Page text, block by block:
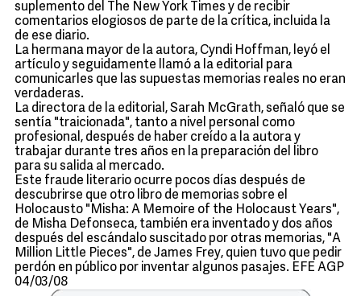
suplemento del The New York Times y de recibir
comentarios elogiosos de parte de la crítica, incluida la
de ese diario.
La hermana mayor de la autora, Cyndi Hoffman, leyó el
artículo y seguidamente llamó a la editorial para
comunicarles que las supuestas memorias reales no eran
verdaderas.
La directora de la editorial, Sarah McGrath, señaló que se
sentía "traicionada", tanto a nivel personal como
profesional, después de haber creído a la autora y
trabajar durante tres años en la preparación del libro
para su salida al mercado.
Este fraude literario ocurre pocos días después de
descubrirse que otro libro de memorias sobre el
Holocausto "Misha: A Memoire of the Holocaust Years",
de Misha Defonseca, también era inventado y dos años
después del escándalo suscitado por otras memorias, "A
Million Little Pieces", de James Frey, quien tuvo que pedir
perdón en público por inventar algunos pasajes. EFE AGP
04/03/08